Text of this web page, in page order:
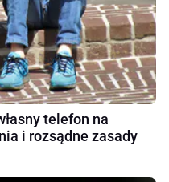
telefon na
i rozsądne zasady